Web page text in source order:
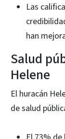
Las
han
Salud
Helene
El huracán
de salud